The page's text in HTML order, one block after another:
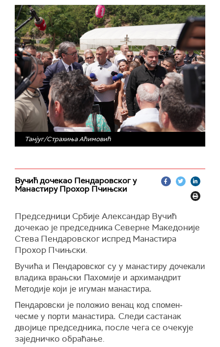
Танјуг/Страхиња Аћимовић
Вучић дочекао Пендaровског у
Манастиру Прохор Пчињски
Председници Србије Александар Вучић
дочекао је председника Северне Македоније
Стева Пендаровског испред Манастира
Прохор Пчињски.
Вучића и Пендаровског су у манастиру дочекали
владика врањски Пахомије и архимандрит
Методије који је игуман манастира.
Пендаровски је положио венац код спомен-
чесме у порти манастира. Следи састанак
двојице председника, после чега се очекује
заједничко обраћање.